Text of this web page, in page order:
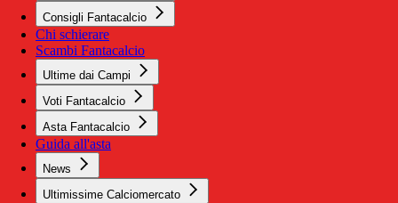
Consigli Fantacalcio
Chi schierare
Scambi Fantacalcio
Ultime dai Campi
Voti Fantacalcio
Asta Fantacalcio
Guida all'asta
News
Ultimissime Calciomercato